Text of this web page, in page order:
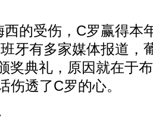
受伤，C罗赢得本年
牙有多家媒体报道，
奖典礼，原因就在于
伤透了C罗的心。